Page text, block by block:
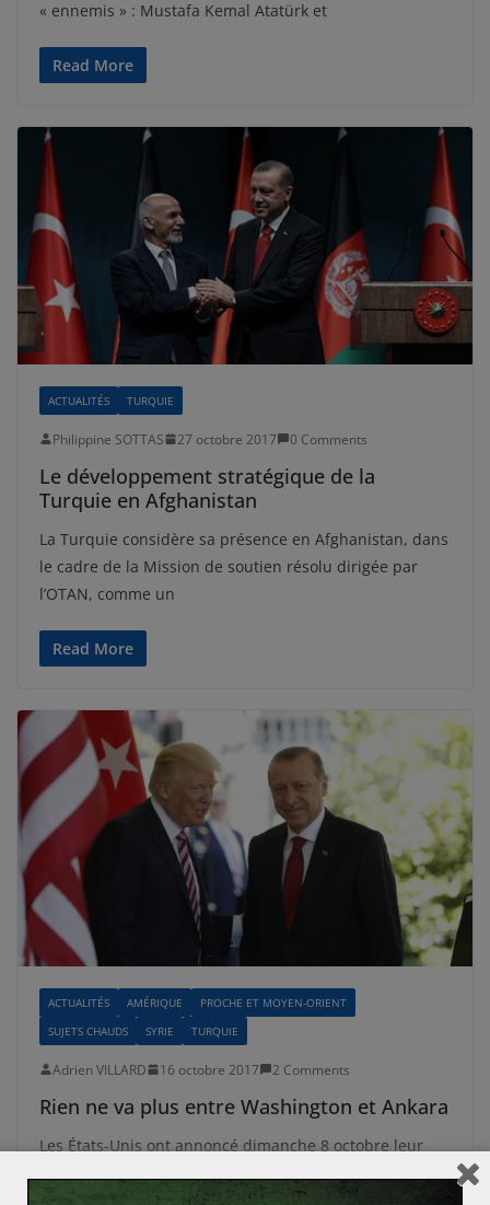
« ennemis » : Mustafa Kemal Atatürk et
Read More
ACTUALITÉS TURQUIE
Philippine SOTTAS 27 octobre 2017 0 Comments
Le développement stratégique de la
Turquie en Afghanistan
La Turquie considère sa présence en Afghanistan, dans
le cadre de la Mission de soutien résolu dirigée par
l’OTAN, comme un
Read More
ACTUALITÉS AMÉRIQUE
PROCHE ET MOYEN-ORIENT
SUJETS CHAUDS
SYRIE TURQUIE
Adrien VILLARD 16 octobre 2017 2 Comments
Rien ne va plus entre Washington et Ankara
Les États-Unis ont annoncé dimanche 8 octobre leur
turcs , ce